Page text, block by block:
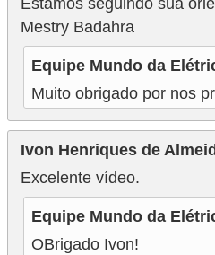
Estamos seguindo sua
Mestry Badahra
Equipe Mundo da
Muito obrigado por nos
Ivon Henriques de
Excelente vídeo.
Equipe Mundo da
OBrigado Ivon!